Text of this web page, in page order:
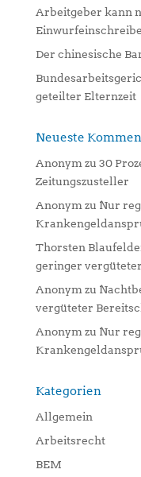
:Arbeitgeber kann
Der chinesische
geteilter Elternzeit
Neueste
Anonym zu 30
Zeitungszusteller
Anonym zu Nur
Thorsten
geringer
Anonym zu
vergüteter
Anonym zu Nur
Kategorien
Allgemein
Arbeitsrecht
BEM